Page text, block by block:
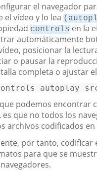
el navegador
el vídeo y lo lea
controls en la
automáticamente
posicionar la
o pausar la
completa o ajustar
autoplay
podemos encontrar
es que no todos los
archivos codificados en
por tanto, codificar
para que se